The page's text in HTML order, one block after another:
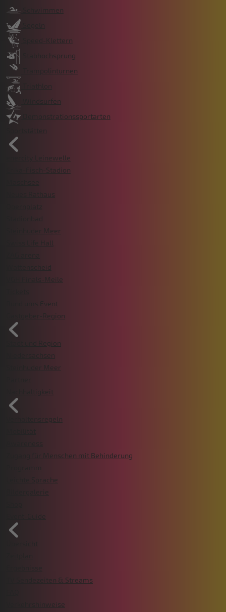
Schwimmen
Segeln
Speed-Klettern
Stabhochsprung
Trampolinturnen
Triathlon
Windsurfen
Demonstrationssportarten
Sportstätten
enercity Leinewelle
Erika-Fisch-Stadion
Neues Rathaus
Steinhuder Meer
Swiss Life Hall
Wattenscheid
VGH Finals-Meile
Rund ums Event
Gastgeber-Region
Stadt und Region
Niedersachsen
Steinhuder Meer
Nachhaltigkeit
Verhaltensregeln
Zugang für Menschen mit Behinderung
Leichte Sprache
Bildergalerie
TV Sendezeiten & Streams
Verkehrshinweise